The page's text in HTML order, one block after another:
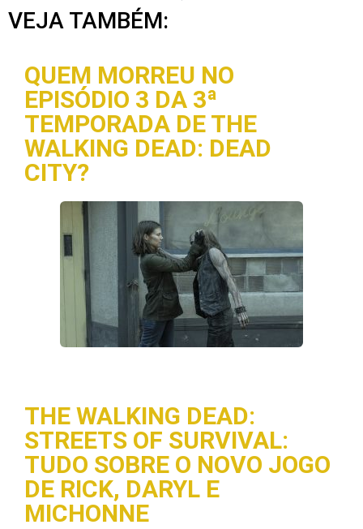
VEJA TAMBÉM:
QUEM MORREU NO
EPISÓDIO 3 DA 3ª
TEMPORADA DE THE
WALKING DEAD: DEAD
CITY?
THE WALKING DEAD:
STREETS OF SURVIVAL:
TUDO SOBRE O NOVO JOGO
DE RICK, DARYL E
MICHONNE